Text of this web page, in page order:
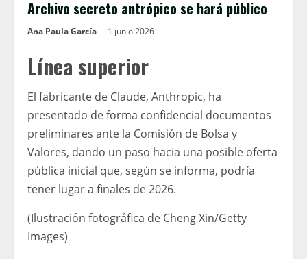
Archivo secreto antrópico se hará público
Ana Paula García 1 junio 2026
Línea superior
El fabricante de Claude, Anthropic, ha
presentado de forma confidencial documentos
preliminares ante la Comisión de Bolsa y
Valores, dando un paso hacia una posible oferta
pública inicial que, según se informa, podría
tener lugar a finales de 2026.
(Ilustración fotográfica de Cheng Xin/Getty
Images)